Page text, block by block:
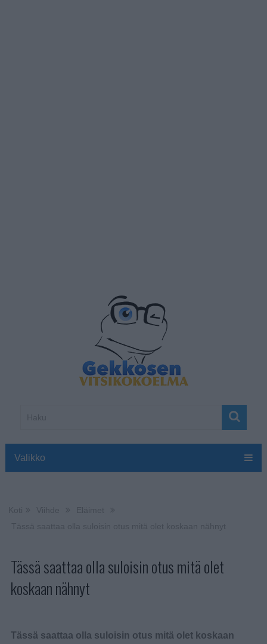
Valikko
Tässä saattaa olla suloisin otus mitä olet
koskaan nähnyt
Tässä saattaa olla suloisin otus mitä olet koskaan